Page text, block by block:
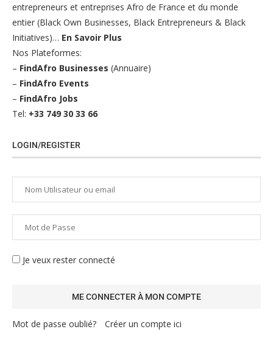
entrepreneurs et entreprises Afro de France et du monde
entier (Black Own Businesses, Black Entrepreneurs & Black
Initiatives)… En Savoir Plus
Nos Plateformes:
– FindAfro Businesses (Annuaire)
– FindAfro Events
– FindAfro Jobs
Tel: +33 749 30 33 66
LOGIN/REGISTER
Je veux rester connecté
Mot de passe oublié? Créer un compte ici